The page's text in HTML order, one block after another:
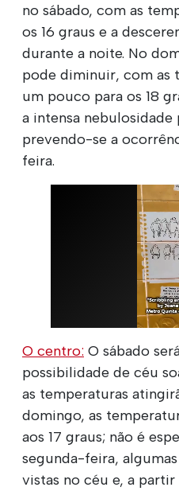
no sábado, com as
os 16 graus e a
durante a noite. No
pode diminuir, com as
um pouco para os 18
a intensa nebulosidade
prevendo-se a
feira.
O centro: O sábado
possibilidade de céu
as temperaturas
domingo, as
aos 17 graus; não é
segunda-feira,
vistas no céu e, a